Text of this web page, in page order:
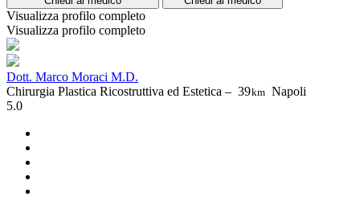
Visualizza profilo completo
Visualizza profilo completo
Dott. Marco Moraci M.D.
Chirurgia Plastica Ricostruttiva ed Estetica – 39km Napoli
5.0